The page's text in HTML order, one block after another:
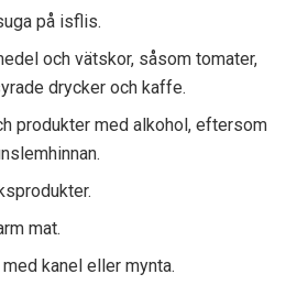
på isflis.
och vätskor, såsom tomater,
drycker och kaffe.
produkter med alkohol, eftersom
mat.
kanel eller mynta.